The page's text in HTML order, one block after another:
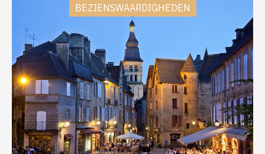
par la D 47 via Sainte-Nathalène sur 10 km, puis à
gauche vers Eyrignac.Divers : restaurant « Côté jardins
» et boutique.Proprietaires : M. Sermadiras de Pouzols
de Lile- tél. 05 53 28 99 71- E-mail :
contact@eyrignac.com- Web : eyrignac.com
BEZIENSWAARDIGHEDEN